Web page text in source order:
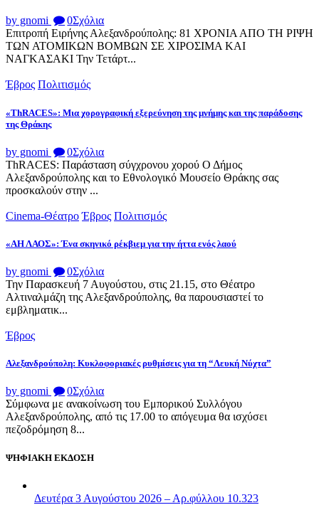
by gnomi 0Σχόλια
Επιτροπή Ειρήνης Αλεξανδρούπολης: 81 ΧΡΟΝΙΑ ΑΠΟ ΤΗ ΡΙΨΗ
ΤΩΝ ΑΤΟΜΙΚΩΝ ΒΟΜΒΩΝ ΣΕ ΧΙΡΟΣΙΜΑ ΚΑΙ
ΝΑΓΚΑΣΑΚΙ Την Τετάρτ...
Έβρος Πολιτισμός
«ThRACES»: Μια χορογραφική εξερεύνηση της μνήμης και της παράδοσης
της Θράκης
by gnomi 0Σχόλια
ThRACES: Παράσταση σύγχρονου χορού Ο Δήμος
Αλεξανδρούπολης και το Εθνολογικό Μουσείο Θράκης σας
προσκαλούν στην ...
Cinema-Θέατρο Έβρος Πολιτισμός
«ΑΗ ΛΑΟΣ»: Ένα σκηνικό ρέκβιεμ για την ήττα ενός λαού
by gnomi 0Σχόλια
Την Παρασκευή 7 Αυγούστου, στις 21.15, στο Θέατρο
Αλτιναλμάζη της Αλεξανδρούπολης, θα παρουσιαστεί το
εμβληματικ...
Έβρος
Αλεξανδρούπολη: Κυκλοφοριακές ρυθμίσεις για τη “Λευκή Νύχτα”
by gnomi 0Σχόλια
Σύμφωνα με ανακοίνωση του Εμπορικού Συλλόγου
Αλεξανδρούπολης, από τις 17.00 το απόγευμα θα ισχύσει
πεζοδρόμηση 8...
ΨΗΦΙΑΚΗ ΕΚΔΟΣΗ
Δευτέρα 3 Αυγούστου 2026 – Αρ.φύλλου 10.323